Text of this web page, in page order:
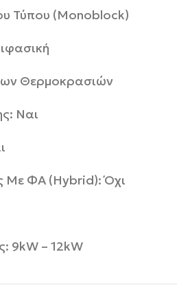
Τύπου (Monoblock)
Θερμοκρασιών
Ναι
Με ΦΑ (Hybrid): Όχι
9kW – 12kW